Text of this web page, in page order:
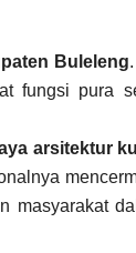
Buleleng
fungsi pura
arsitektur
masyarakat